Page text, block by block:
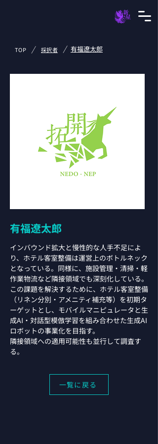
TOP / 採択者 / 有福遼太郎
有福遼太郎
インバウンド拡大と慢性的な人手不足によ
り、ホテル客室整備は運営上のボトルネック
となっている。同様に、施設管理・清掃・軽
作業物流など隣接領域でも深刻化している。
この課題を解決するために、ホテル客室整備
（リネン分別・アメニティ補充等）を初期タ
ーゲットとし、モバイルマニピュレータと生
成AI・対話型模倣学習を組み合わせた生成AI
ロボットの事業化を目指す。
隣接領域への適用可能性も並行して調査す
る。
一覧に戻る